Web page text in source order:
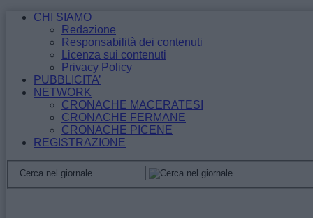
CHI SIAMO
Redazione
Responsabilità dei contenuti
Licenza sui contenuti
Privacy Policy
PUBBLICITA’
NETWORK
CRONACHE MACERATESI
CRONACHE FERMANE
CRONACHE PICENE
REGISTRAZIONE